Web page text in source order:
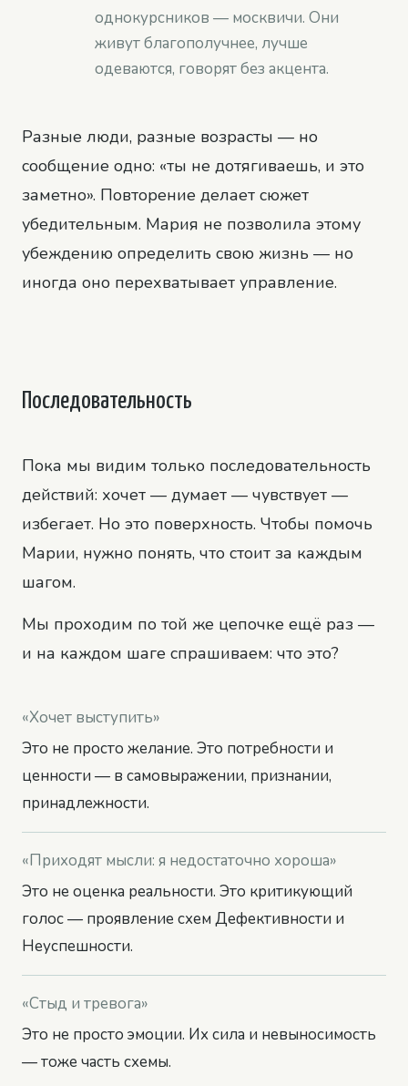
однокурсников — москвичи. Они
живут благополучнее, лучше
одеваются, говорят без акцента.
Разные люди, разные возрасты — но
сообщение одно: «ты не дотягиваешь, и это
заметно». Повторение делает сюжет
убедительным. Мария не позволила этому
убеждению определить свою жизнь — но
иногда оно перехватывает управление.
Последовательность
Пока мы видим только последовательность
действий: хочет — думает — чувствует —
избегает. Но это поверхность. Чтобы помочь
Марии, нужно понять, что стоит за каждым
шагом.
Мы проходим по той же цепочке ещё раз —
и на каждом шаге спрашиваем: что это?
«Хочет выступить»
Это не просто желание. Это потребности и
ценности — в самовыражении, признании,
принадлежности.
«Приходят мысли: я недостаточно хороша»
Это не оценка реальности. Это критикующий
голос— проявление схем Дефективности и
Неуспешности.
«Стыд и тревога»
Это не просто эмоции. Их сила и невыносимость
—тоже часть схемы.